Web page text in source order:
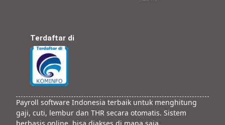
Terdaftar di
Payroll software Indonesia terbaik untuk menghitung
gaji, cuti, lembur dan THR secara otomatis. Sistem
berbasis online, bisa diakses di mana saja.